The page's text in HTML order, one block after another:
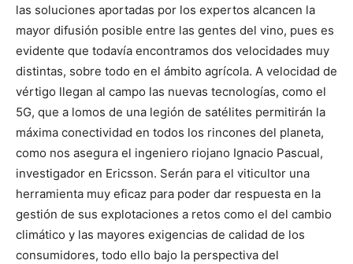
las soluciones aportadas por los expertos alcancen la
mayor difusión posible entre las gentes del vino, pues es
evidente que todavía encontramos dos velocidades muy
distintas, sobre todo en el ámbito agrícola. A velocidad de
vértigo llegan al campo las nuevas tecnologías, como el
5G, que a lomos de una legión de satélites permitirán la
máxima conectividad en todos los rincones del planeta,
como nos asegura el ingeniero riojano Ignacio Pascual,
investigador en Ericsson. Serán para el viticultor una
herramienta muy eficaz para poder dar respuesta en la
gestión de sus explotaciones a retos como el del cambio
climático y las mayores exigencias de calidad de los
consumidores, todo ello bajo la perspectiva del